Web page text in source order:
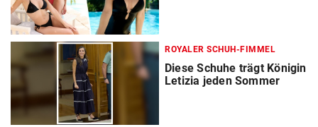
ROYALER SCHUH-FIMMEL
Diese Schuhe trägt Königin
Letizia jeden Sommer